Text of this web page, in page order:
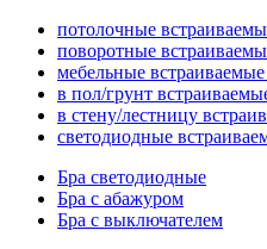
потолочные
поворотные
мебельные
в пол/грунт
в стену/лестницу
светодиодные
Бра светодиодные
Бра с абажуром
Бра с выключателем